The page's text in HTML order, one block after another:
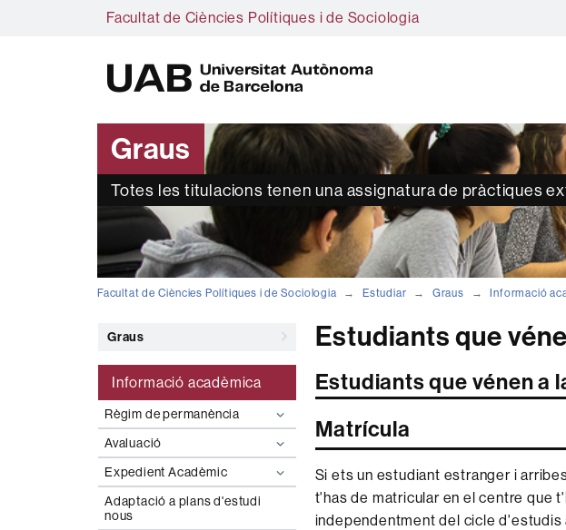
Facultat de Ciències Polítiques i de Sociologia
B
Graus
Totes les titulacions tenen una assignatura de pràctiques
Facultat de Ciències Polítiques i de Sociologia Estudiar Graus Informació
Graus
Informació acadèmica
Règim de permanència
Avaluació
Expedient Acadèmic
Adaptació a plans d'estudi
nous
Estudiants que
Estudiants que vénen a
Matrícula
Si ets un estudiant estranger i
t'has de matricular en el centre que
independentment del cicle